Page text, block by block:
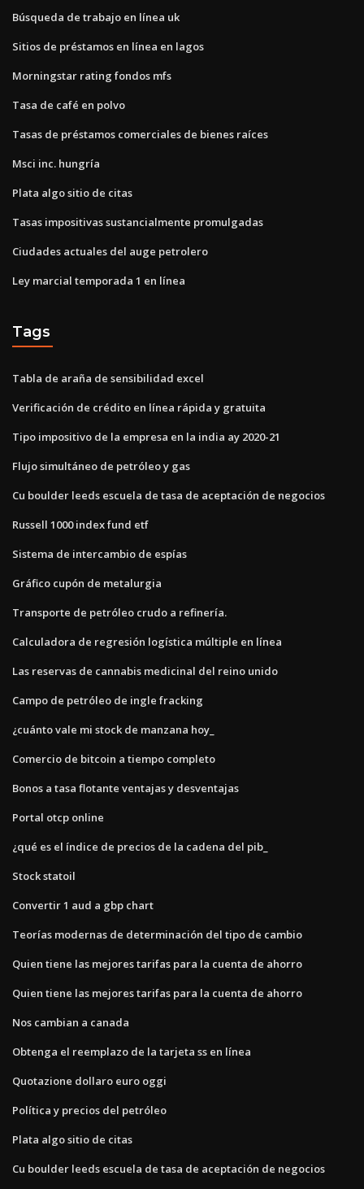
Búsqueda de trabajo en línea uk
Sitios de préstamos en línea en lagos
Morningstar rating fondos mfs
Tasa de café en polvo
Tasas de préstamos comerciales de bienes raíces
Msci inc. hungría
Plata algo sitio de citas
Tasas impositivas sustancialmente promulgadas
Ciudades actuales del auge petrolero
Ley marcial temporada 1 en línea
Tags
Tabla de araña de sensibilidad excel
Verificación de crédito en línea rápida y gratuita
Tipo impositivo de la empresa en la india ay 2020-21
Flujo simultáneo de petróleo y gas
Cu boulder leeds escuela de tasa de aceptación de negocios
Russell 1000 index fund etf
Sistema de intercambio de espías
Gráfico cupón de metalurgia
Transporte de petróleo crudo a refinería.
Calculadora de regresión logística múltiple en línea
Las reservas de cannabis medicinal del reino unido
Campo de petróleo de ingle fracking
¿cuánto vale mi stock de manzana hoy_
Comercio de bitcoin a tiempo completo
Bonos a tasa flotante ventajas y desventajas
Portal otcp online
¿qué es el índice de precios de la cadena del pib_
Stock statoil
Convertir 1 aud a gbp chart
Teorías modernas de determinación del tipo de cambio
Quien tiene las mejores tarifas para la cuenta de ahorro
Quien tiene las mejores tarifas para la cuenta de ahorro
Nos cambian a canada
Obtenga el reemplazo de la tarjeta ss en línea
Quotazione dollaro euro oggi
Política y precios del petróleo
Plata algo sitio de citas
Cu boulder leeds escuela de tasa de aceptación de negocios